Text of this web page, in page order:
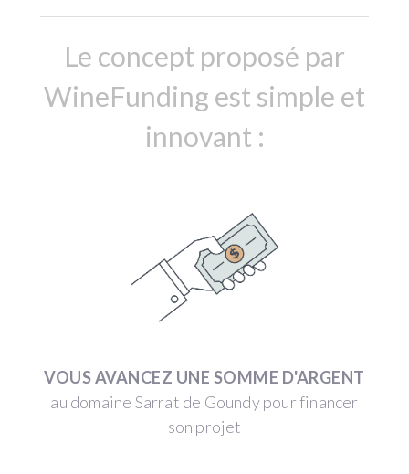
Le concept proposé par
WineFunding est simple et
innovant :
VOUS AVANCEZ UNE SOMME D'ARGENT
au domaine Sarrat de Goundy pour financer
son projet